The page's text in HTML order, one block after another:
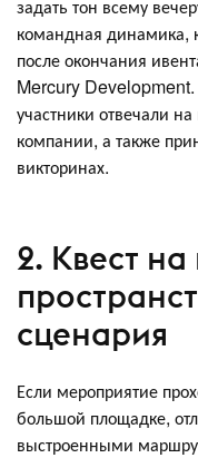
задать тон всему
командная динамика,
после окончания
Mercury
участники отвечали
компании, а также
викторинах.
2. Квест на
сценария
Если мероприятие
большой площадке,
выстроенными